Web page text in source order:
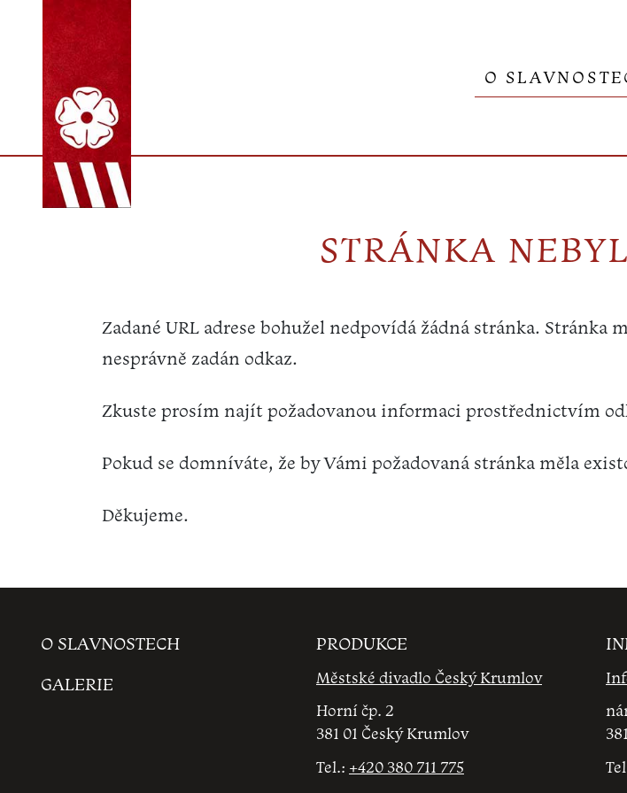
O
STRÁNKA
Zadané URL adrese bohužel nedpovídá žádná stránka.
nesprávně zadán odkaz.
Zkuste prosím najít požadovanou informaci prostřednictvím
Pokud se domníváte, že by Vámi požadovaná stránka měla
Děkujeme.
PRODUKCE
Městské divadlo Český Krumlov
Horní čp. 2
381 01 Český Krumlov
Tel.: +420 380 711 775
O SLAVNOSTECH
GALERIE